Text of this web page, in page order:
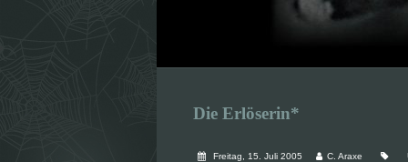
Die Erlöserin*
Freitag, 15. Juli 2005 C. Araxe